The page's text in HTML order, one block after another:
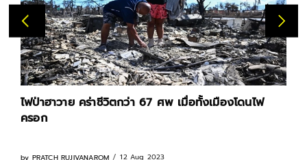
ไฟป่าฮาวาย คร่าชีวิตกว่า 67 ศพ เมื่อทั้งเมืองโดนไฟ
ครอก
by PRATCH RUJIVANAROM 12 Aug 2023